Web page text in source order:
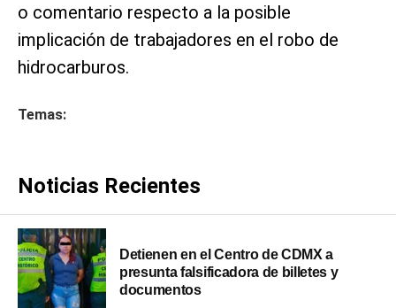
o comentario respecto a la posible
implicación de trabajadores en el robo de
hidrocarburos.
Temas:
Noticias Recientes
Detienen en el Centro de CDMX a
presunta falsificadora de billetes y
documentos